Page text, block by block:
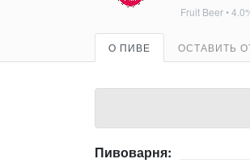
Fruit Beer•
О ПИВЕ ОСТАВИТЬ
Пивоварня: